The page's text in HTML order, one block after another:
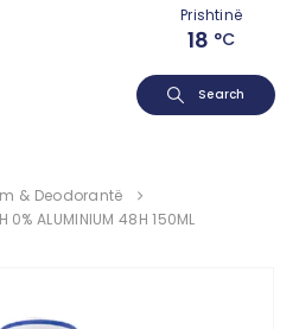
Prishtinë
18 °C
Search
& Deodorantë
0% ALUMINIUM 48H 150ML